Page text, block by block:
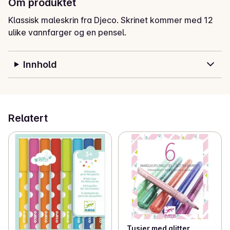
Om produktet
Klassisk maleskrin fra Djeco. Skrinet kommer med 12
ulike vannfarger og en pensel.
Innhold
Relatert